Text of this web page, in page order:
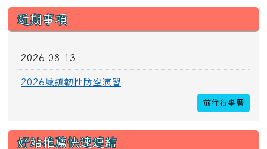
近期事項
2026-08-13
2026城鎮韌性防空演習
前往行事曆
好站推薦快速連結